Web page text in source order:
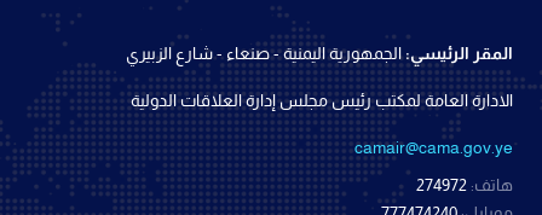
المقر الرئيسي:الجمهورية اليمنية - صنعاء - شارع الزبيري
الادارة العامة لمكتب رئيس مجلس إدارة العلاقات الدولية
camair@cama.gov.ye
هاتف: 274972